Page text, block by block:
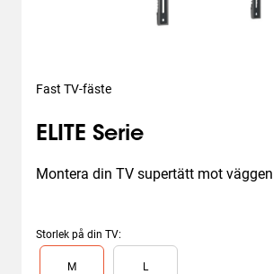
Fast TV-fäste
ELITE Serie
Montera din TV supertätt mot väggen
Storlek på din TV:
Slide 1 of 2
M L